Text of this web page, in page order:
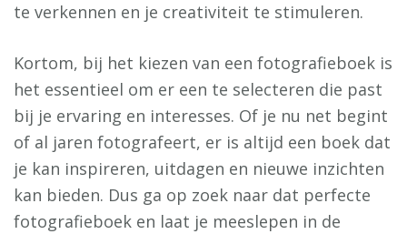
te verkennen en je creativiteit te stimuleren.
Kortom, bij het kiezen van een fotografieboek is
het essentieel om er een te selecteren die past
bij je ervaring en interesses. Of je nu net begint
of al jaren fotografeert, er is altijd een boek dat
je kan inspireren, uitdagen en nieuwe inzichten
kan bieden. Dus ga op zoek naar dat perfecte
fotografieboek en laat je meeslepen in de